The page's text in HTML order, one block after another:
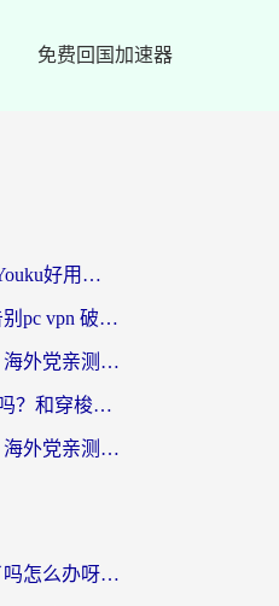
免费回国加速器
ChickCN和Unblock Youku好用吗？海外党亲测3款回国加速器，附iOS免费选择指南
海外党避坑指南：告别pc vpn 破解，选对回国加速器轻松访问国内资源
穿梭和海龟哪个好？海外党亲测回国加速器，附电脑免费VPN推荐
Quickback VPN好用吗？和穿梭VPN对比哪个回国效果更好？海外党必看的真实测评与选择指南
穿梭和快喵好用吗？海外党亲测3款回国加速器，附日本回国VPN避坑指南
汽水到国外不能用了吗怎么办呀？海外党追剧看片的救星在这里！